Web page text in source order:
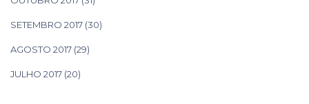
SETEMBRO 2017 (30)
AGOSTO 2017 (29)
JULHO 2017 (20)